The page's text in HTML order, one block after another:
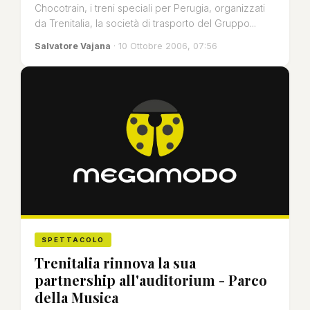
Chocotrain, i treni speciali per Perugia, organizzati
da Trenitalia, la società di trasporto del Gruppo...
Salvatore Vajana · 10 Ottobre 2006, 07:56
SPETTACOLO
Trenitalia rinnova la sua
partnership all'auditorium - Parco
della Musica